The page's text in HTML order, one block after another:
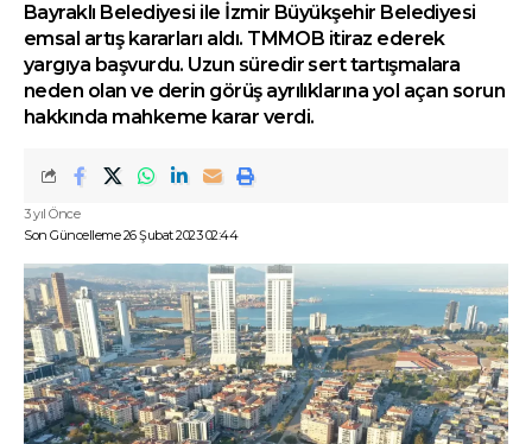
Bayraklı Belediyesi ile İzmir Büyükşehir Belediyesi
emsal artış kararları aldı. TMMOB itiraz ederek
yargıya başvurdu. Uzun süredir sert tartışmalara
neden olan ve derin görüş ayrılıklarına yol açan sorun
hakkında mahkeme karar verdi.
Son Güncelleme 26 Şubat 2023 02:44
3 yıl Önce